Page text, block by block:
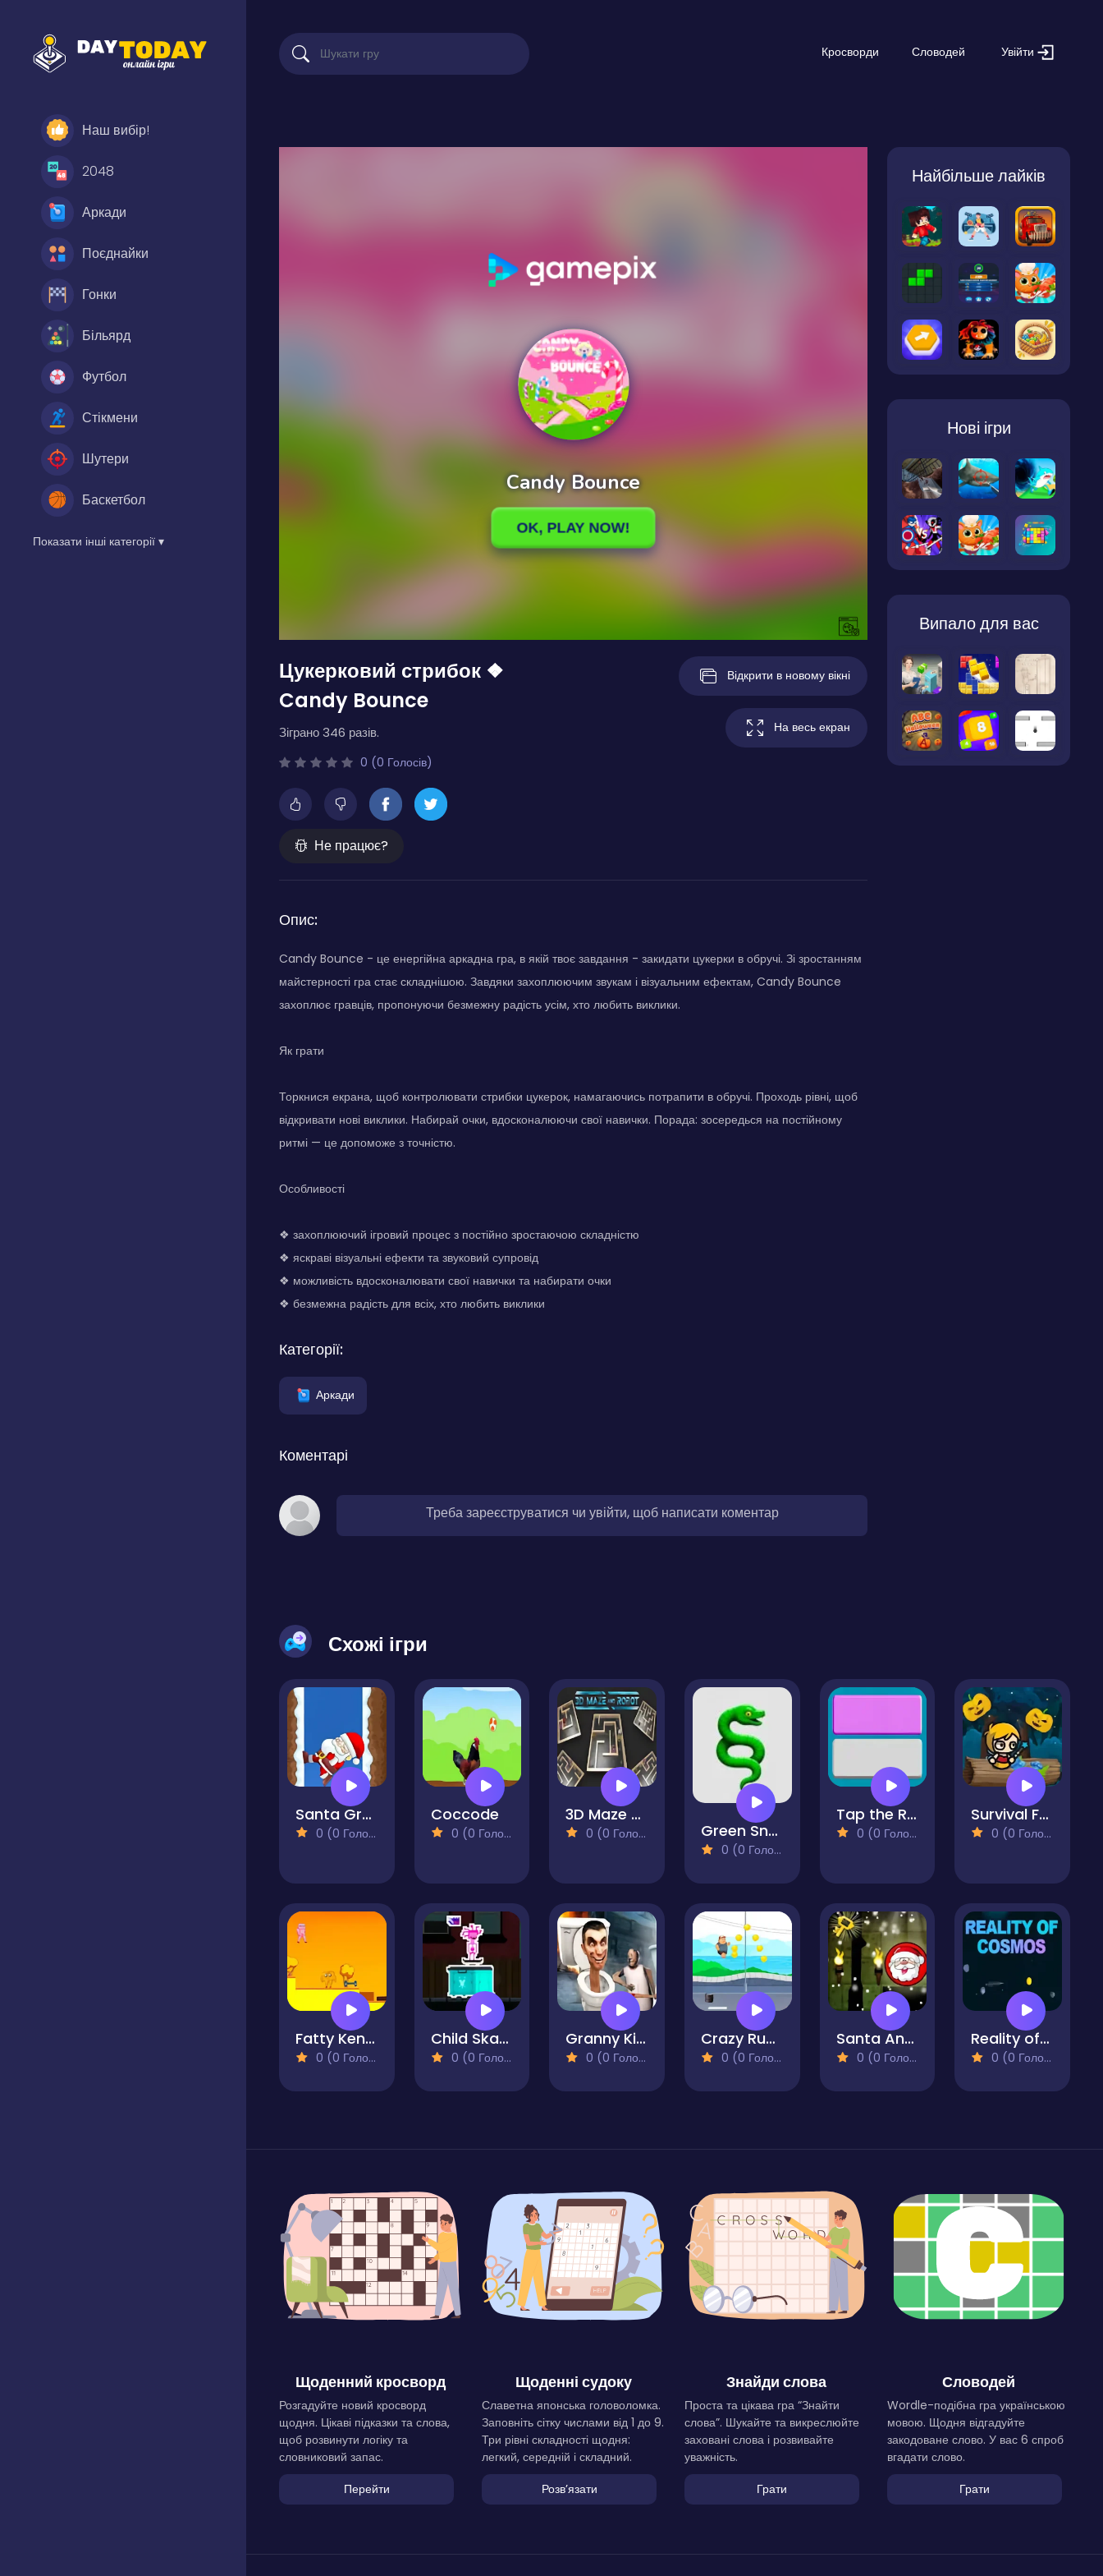
Наш вибір!
2048
Аркади
Поєднайки
Гонки
Більярд
Футбол
Стікмени
Шутери
Баскетбол
Показати інші категорії ▾
Кросворди Словодей Увійти
Цукерковий стрибок ❖
Candy Bounce
Зіграно 346 разів.
0 (0 Голосів)
Не працює?
Відкрити в новому вікні
На весь екран
Опис:
Candy Bounce - це енергійна аркадна гра, в якій твоє завдання - закидати цукерки в обручі. Зі зростанням
майстерності гра стає складнішою. Завдяки захоплюючим звукам і візуальним ефектам, Candy Bounce
захоплює гравців, пропонуючи безмежну радість усім, хто любить виклики.
Як грати
Торкнися екрана, щоб контролювати стрибки цукерок, намагаючись потрапити в обручі. Проходь рівні, щоб
відкривати нові виклики. Набирай очки, вдосконалюючи свої навички. Порада: зосередься на постійному
ритмі — це допоможе з точністю.
Особливості
❖ захоплюючий ігровий процес з постійно зростаючою складністю
❖ яскраві візуальні ефекти та звуковий супровід
❖ можливість вдосконалювати свої навички та набирати очки
❖ безмежна радість для всіх, хто любить виклики
Категорії:
Аркади
Коментарі
Треба зареєструватися чи увійти, щоб написати коментар
Найбільше лайків
Нові ігри
Випало для вас
Схожі ігри
Santa Gravity
0 (0 Голосів)
Coccode
0 (0 Голосів)
3D Maze And Robot
0 (0 Голосів) Green Snake
0 (0 Голосів)
Tap the Right Color
0 (0 Голосів)
Survival Fairy
0 (0 Голосів)
Fatty Ken 2
0 (0 Голосів)
Child Skate
0 (0 Голосів)
Granny Kill Skibidi Toilet Behind
0 (0 Голосів)
Crazy Runner
0 (0 Голосів)
Santa And The Dungeon Of Doom
0 (0 Голосів)
Reality of Cosmos
0 (0 Голосів)
Щоденний кросворд
Розгадуйте новий кросворд
щодня. Цікаві підказки та слова,
щоб розвинути логіку та
словниковий запас.
Перейти
Щоденні судоку
Славетна японська головоломка.
Заповніть сітку числами від 1 до 9.
Три рівні складності щодня:
легкий, середній і складний.
Розвʼязати
Знайди слова
Проста та цікава гра “Знайти
слова”. Шукайте та викреслюйте
заховані слова і розвивайте
уважність.
Грати
Словодей
Wordle-подібна гра українською
мовою. Щодня відгадуйте
закодоване слово. У вас 6 спроб
вгадати слово.
Грати